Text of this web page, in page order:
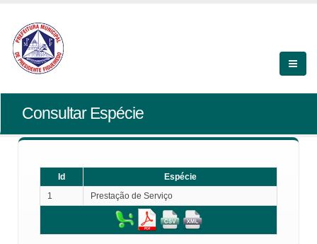
Consultar Espécie
Id
Espécie
1
Prestação de Serviço